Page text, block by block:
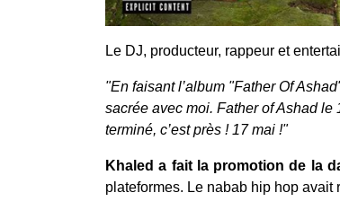
Le DJ, producteur, rappeur et
"En faisant l’album "Father Of
sacrée avec moi. Father of Ashad le
terminé, c’est près ! 17 mai !"
Khaled a fait la promotion de la
plateformes. Le nabab hip hop avait